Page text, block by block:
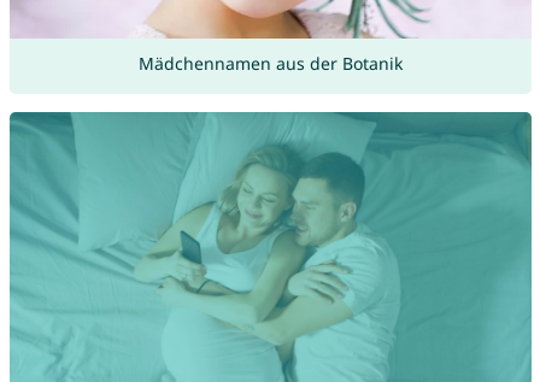
Mädchennamen aus der Botanik